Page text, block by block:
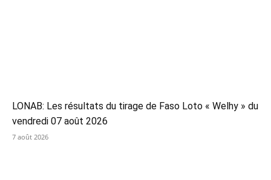
LONAB: Les résultats du tirage de Faso Loto « Welhy » du
vendredi 07 août 2026
7 août 2026